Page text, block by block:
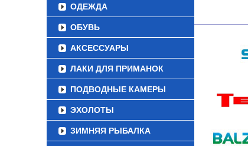
ОДЕЖДА
ОБУВЬ
АКСЕССУАРЫ
ЛАКИ ДЛЯ ПРИМАНОК
ПОДВОДНЫЕ КАМЕРЫ
ЭХОЛОТЫ
ЗИМНЯЯ РЫБАЛКА